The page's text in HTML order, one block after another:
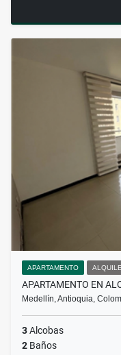
APARTAMENTO
APARTAMENTO EN
Medellín, Antioquia,
3Alcobas
2 Baños